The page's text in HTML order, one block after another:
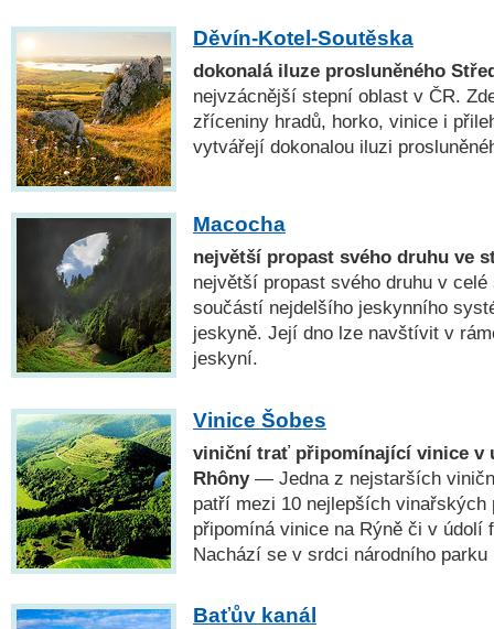
Děvín-Kotel-Soutěska
dokonalá iluze prosluněného
nejvzácnější stepní oblast v ČR.
zříceniny hradů, horko, vinice i
vytvářejí dokonalou iluzi
Macocha
největší propast svého druhu ve
největší propast svého druhu v
součástí nejdelšího jeskynního
jeskyně. Její dno lze navštívit v
jeskyní.
Vinice Šobes
viniční trať připomínající vinice v
Rhôny— Jedna z nejstarších
patří mezi 10 nejlepších vinařských
připomíná vinice na Rýně či v údolí
Nachází se v srdci národního parku
Baťův kanál